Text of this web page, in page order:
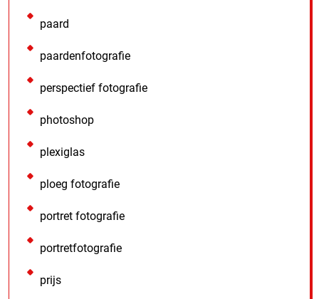
paard
paardenfotografie
perspectief fotografie
photoshop
plexiglas
ploeg fotografie
portret fotografie
portretfotografie
prijs